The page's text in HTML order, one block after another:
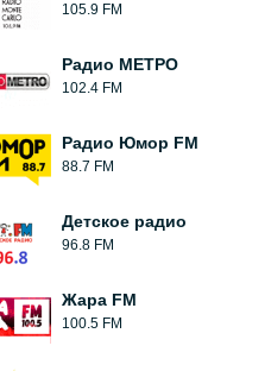
105.9 FM
Радио МЕТРО
102.4 FM
Радио Юмор FM
88.7 FM
Детское радио
96.8 FM
Жара FM
100.5 FM